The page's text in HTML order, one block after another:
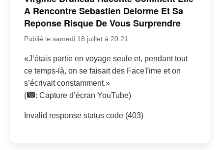
A Rencontre Sebastien Delorme Et Sa
Reponse Risque De Vous Surprendre
Publié le samedi 18 juillet à 20:21
«J’étais partie en voyage seule et, pendant tout
ce temps-là, on se faisait des FaceTime et on
s’écrivait constamment.»
(
: Capture d’écran YouTube)
Invalid response status code (403)